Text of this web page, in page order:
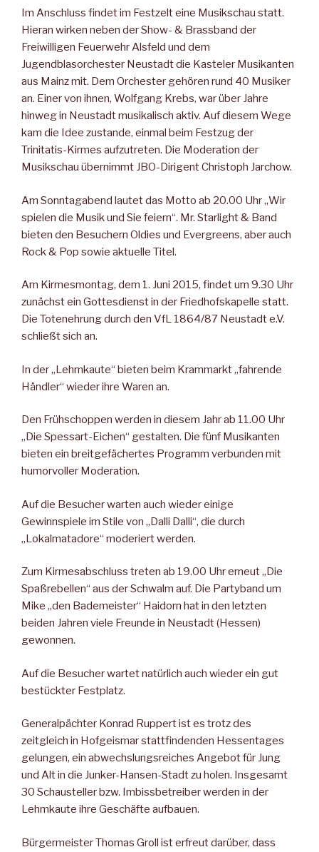
Im Anschluss findet im Festzelt eine Musikschau statt.
Hieran wirken neben der Show- & Brassband der
Freiwilligen Feuerwehr Alsfeld und dem
Jugendblasorchester Neustadt die Kasteler Musikanten
aus Mainz mit. Dem Orchester gehören rund 40 Musiker
an. Einer von ihnen, Wolfgang Krebs, war über Jahre
hinweg in Neustadt musikalisch aktiv. Auf diesem Wege
kam die Idee zustande, einmal beim Festzug der
Trinitatis-Kirmes aufzutreten. Die Moderation der
Musikschau übernimmt JBO-Dirigent Christoph Jarchow.
Am Sonntagabend lautet das Motto ab 20.00 Uhr „Wir
spielen die Musik und Sie feiern“. Mr. Starlight & Band
bieten den Besuchern Oldies und Evergreens, aber auch
Rock & Pop sowie aktuelle Titel.
Am Kirmesmontag, dem 1. Juni 2015, findet um 9.30 Uhr
zunächst ein Gottesdienst in der Friedhofskapelle statt.
Die Totenehrung durch den VfL 1864/87 Neustadt e.V.
schließt sich an.
In der „Lehmkaute“ bieten beim Krammarkt „fahrende
Händler“ wieder ihre Waren an.
Den Frühschoppen werden in diesem Jahr ab 11.00 Uhr
„Die Spessart-Eichen“ gestalten. Die fünf Musikanten
bieten ein breitgefächertes Programm verbunden mit
humorvoller Moderation.
Auf die Besucher warten auch wieder einige
Gewinnspiele im Stile von „Dalli Dalli“, die durch
„Lokalmatadore“ moderiert werden.
Zum Kirmesabschluss treten ab 19.00 Uhr erneut „Die
Spaßrebellen“ aus der Schwalm auf. Die Partyband um
Mike „den Bademeister“ Haidorn hat in den letzten
beiden Jahren viele Freunde in Neustadt (Hessen)
gewonnen.
Auf die Besucher wartet natürlich auch wieder ein gut
bestückter Festplatz.
Generalpächter Konrad Ruppert ist es trotz des
zeitgleich in Hofgeismar stattfindenden Hessentages
gelungen, ein abwechslungsreiches Angebot für Jung
und Alt in die Junker-Hansen-Stadt zu holen. Insgesamt
30 Schausteller bzw. Imbissbetreiber werden in der
Lehmkaute ihre Geschäfte aufbauen.
Bürgermeister Thomas Groll ist erfreut darüber, dass